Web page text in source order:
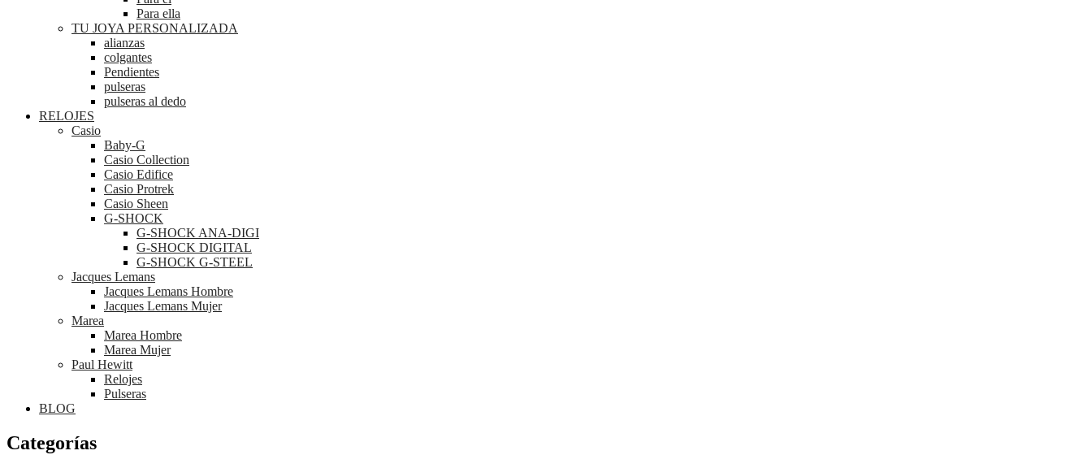
Para ella
TU JOYA PERSONALIZADA
alianzas
colgantes
Pendientes
pulseras
pulseras al dedo
RELOJES
Casio
Baby-G
Casio Collection
Casio Edifice
Casio Protrek
Casio Sheen
G-SHOCK
G-SHOCK ANA-DIGI
G-SHOCK DIGITAL
G-SHOCK G-STEEL
Jacques Lemans
Jacques Lemans Hombre
Jacques Lemans Mujer
Marea
Marea Hombre
Marea Mujer
Paul Hewitt
Relojes
Pulseras
BLOG
Categorías